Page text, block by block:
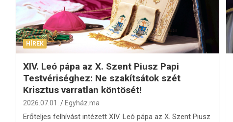
HÍREK
XIV. Leó pápa az X. Szent Piusz Papi
Testvériséghez: Ne szakítsátok szét
Krisztus varratlan köntösét!
2026.07.01. Egyház.ma
Erőteljes felhívást intézett XIV. Leó pápa az X. Szent Piusz